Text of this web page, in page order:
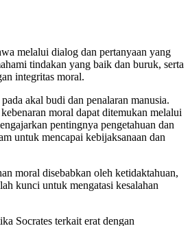
melalui dialog dan pertanyaan yang
tindakan yang baik dan buruk, serta
integritas moral.
akal budi dan penalaran manusia.
moral dapat ditemukan melalui
pentingnya pengetahuan dan
untuk mencapai kebijaksanaan dan
moral disebabkan oleh ketidaktahuan,
kunci untuk mengatasi kesalahan
Socrates terkait erat dengan